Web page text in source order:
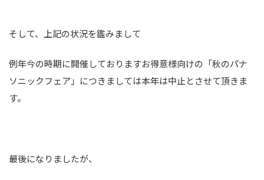
そして、上記の状況を鑑みまして
例年今の時期に開催しておりますお得意様向けの「秋のパナ
ソニックフェア」につきましては本年は中止とさせて頂きま
す。
最後になりましたが、